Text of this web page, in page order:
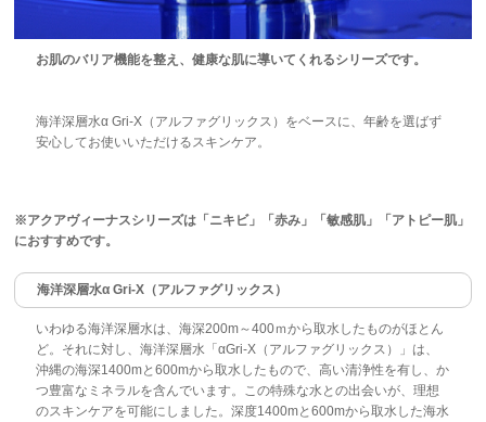
お肌のバリア機能を整え、健康な肌に導いてくれるシリーズです。
海洋深層水α Gri-X（アルファグリックス）をベースに、年齢を選ばず
安心してお使いいただけるスキンケア。
※アクアヴィーナスシリーズは「ニキビ」「赤み」「敏感肌」「アトピー肌」
におすすめです。
海洋深層水α Gri-X（アルファグリックス）
いわゆる海洋深層水は、海深200m～400ｍから取水したものがほとん
ど。それに対し、海洋深層水「αGri-X（アルファグリックス）」は、
沖縄の海深1400mと600mから取水したもので、高い清浄性を有し、か
つ豊富なミネラルを含んでいます。この特殊な水との出会いが、理想
のスキンケアを可能にしました。深度1400mと600mから取水した海水